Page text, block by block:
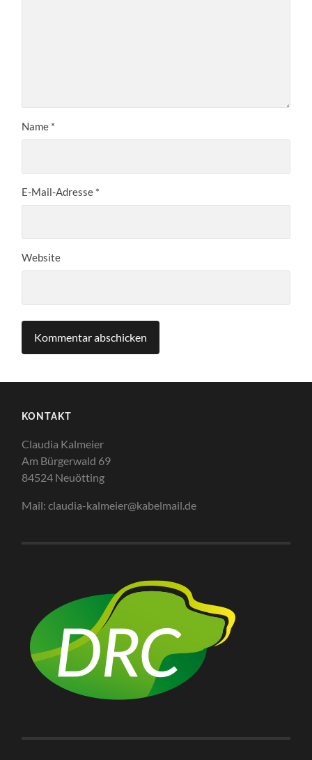
Name *
E-Mail-Adresse *
Website
KONTAKT
Claudia Kalmeier
Am Bürgerwald 69
84524 Neuötting
Mail: claudia-kalmeier@kabelmail.de